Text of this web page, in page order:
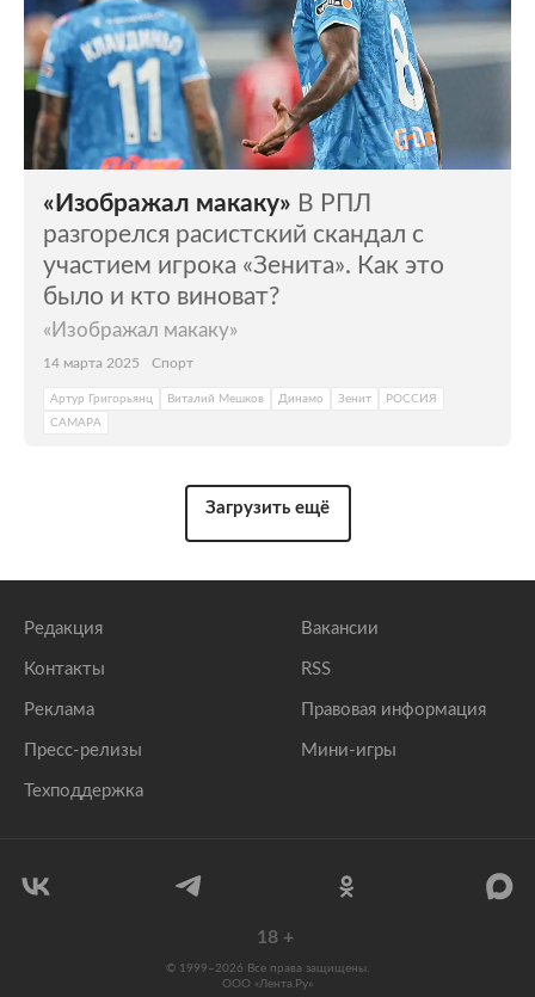
«Изображал макаку» В РПЛ
разгорелся расистский скандал с
участием игрока «Зенита». Как это
было и кто виноват?
«Изображал макаку»
14 марта 2025 Спорт
Артур Григорьянц Виталий Мешков Динамо Зенит
РОССИЯ
САМАРА
Загрузить ещё
Редакция
Контакты
Реклама
Пресс-релизы
Техподдержка
Вакансии
RSS
Правовая информация
Мини-игры
18 +
© 1999–2026 Все права защищены.
ООО «Лента.Ру»